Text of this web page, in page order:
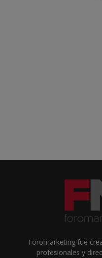
Foromarketing fue
profesionales y